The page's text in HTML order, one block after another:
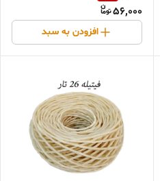
56,000
افزودن به سبد